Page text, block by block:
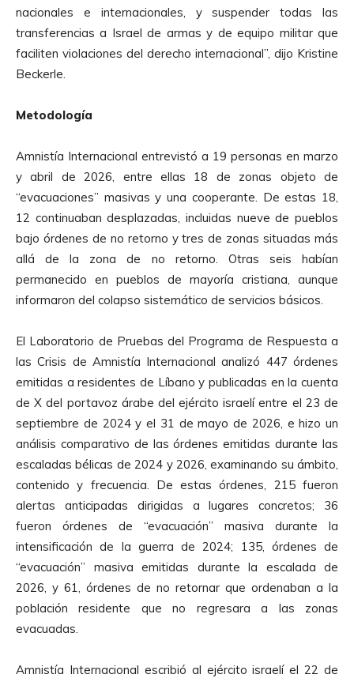
nacionales e internacionales, y suspender todas las
transferencias a Israel de armas y de equipo militar que
faciliten violaciones del derecho internacional”, dijo Kristine
Beckerle.
Metodología
Amnistía Internacional entrevistó a 19 personas en marzo
y abril de 2026, entre ellas 18 de zonas objeto de
“evacuaciones” masivas y una cooperante.
De estas 18,
12 continuaban desplazadas, incluidas nueve de pueblos
bajo órdenes de no retorno y tres de zonas situadas más
allá de la zona de no retorno. Otras seis habían
permanecido en pueblos de mayoría cristiana, aunque
informaron del colapso sistemático de servicios básicos.
El Laboratorio de Pruebas del Programa de Respuesta a
las Crisis de Amnistía Internacional analizó 447 órdenes
emitidas a residentes de Líbano y publicadas en la cuenta
de X del portavoz árabe del ejército israelí entre el 23 de
septiembre de 2024 y el 31 de mayo de 2026, e hizo un
análisis comparativo de las órdenes emitidas durante las
escaladas bélicas de 2024 y 2026, examinando su ámbito,
contenido y frecuencia. De estas órdenes, 215 fueron
alertas anticipadas dirigidas a lugares concretos; 36
fueron órdenes de “evacuación” masiva durante la
intensificación de la guerra de 2024; 135, órdenes de
“evacuación” masiva emitidas durante la escalada de
2026, y 61, órdenes de no retornar que ordenaban a la
población residente que no regresara a las zonas
evacuadas.
Amnistía Internacional escribió al ejército israelí el 22 de